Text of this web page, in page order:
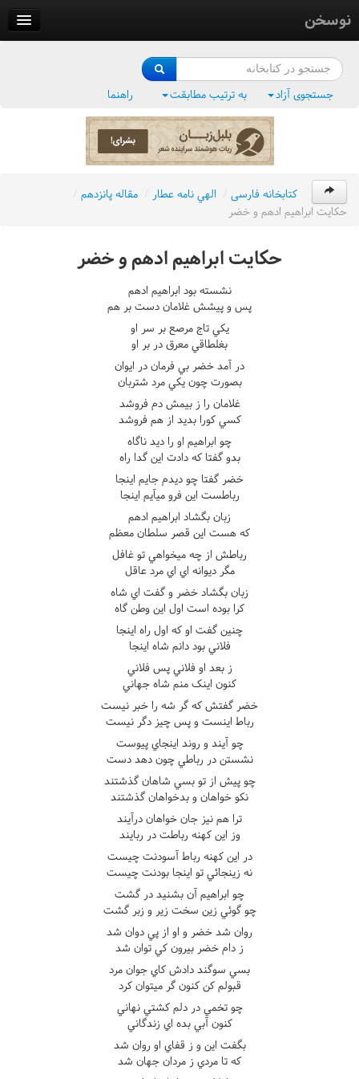
نوسخن
فرهنگ واژگان
جستجوی آزاد به ترتیب مطابقت راهنما
کتابخانه فارسی / الهي نامه عطار / مقاله پانزدهم /
حکايت ابراهيم ادهم و خضر
حکايت ابراهيم ادهم و خضر
نشسته بود ابراهيم ادهم
پس و پيشش غلامان دست بر هم
يکي تاج مرصع بر سر او
بغلطاقي معرق در بر او
در آمد خضر بي فرمان در ايوان
بصورت چون يکي مرد شتربان
غلامان را ز بيمش دم فروشد
کسي کورا بديد از هم فروشد
چو ابراهيم او را ديد ناگاه
بدو گفتا که دادت اين گدا راه
خضر گفتا چو ديدم جايم اينجا
رباطست اين فرو ميآيم اينجا
زبان بگشاد ابراهيم ادهم
که هست اين قصر سلطان معظم
رباطش از چه ميخواهي تو غافل
مگر ديوانه اي اي مرد عاقل
زبان بگشاد خضر و گفت اي شاه
کرا بوده است اول اين وطن گاه
چنين گفت او که اول راه اينجا
فلاني بود دانم شاه اينجا
ز بعد او فلاني پس فلاني
کنون اينک منم شاه جهاني
خضر گفتش که گر شه را خبر نيست
رباط اينست و پس چيز دگر نيست
چو آيند و روند اينجاي پيوست
نشستن در رباطي چون دهد دست
چو پيش از تو بسي شاهان گذشتند
نکو خواهان و بدخواهان گذشتند
ترا هم نيز جان خواهان درآيند
وز اين کهنه رباطت در ربايند
در اين کهنه رباط آسودنت چيست
نه زينجائي تو اينجا بودنت چيست
چو ابراهيم آن بشنيد در گشت
چو گوئي زين سخت زير و زبر گشت
روان شد خضر و او از پي دوان شد
ز دام خضر بيرون کي توان شد
بسي سوگند دادش کاي جوان مرد
قبولم کن کنون گر ميتوان کرد
چو تخمي در دلم کشتي نهاني
کنون آبي بده اي زندگاني
بگفت اين و ز قفاي او روان شد
که تا مردي ز مردان جهان شد